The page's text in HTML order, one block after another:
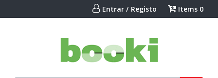
Entrar / Registo Items 0